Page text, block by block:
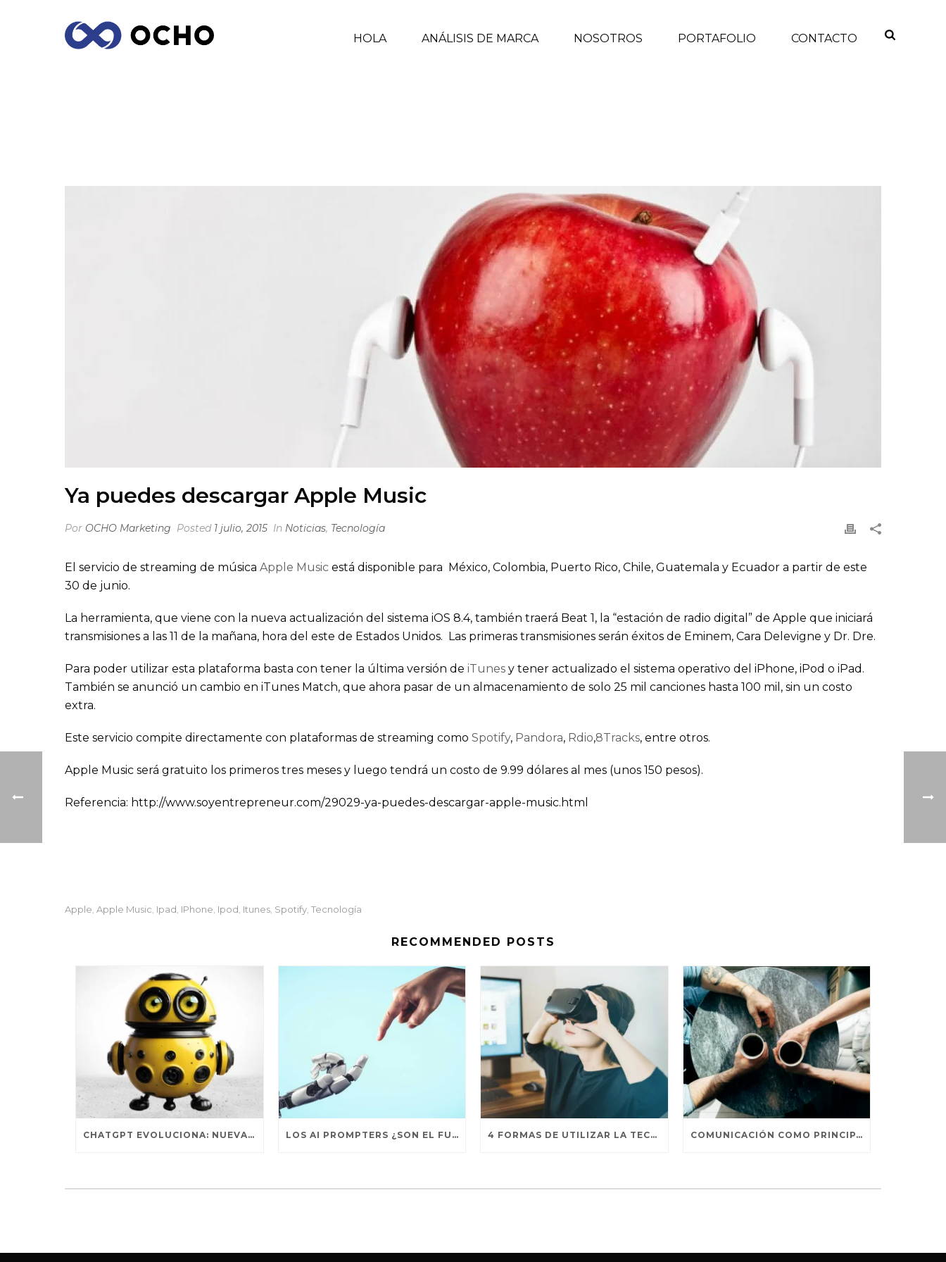
HOLA ANÁLISIS DE MARCA NOSOTROS PORTAFOLIO CONTACTO
Ya puedes descargar Apple Music
Por OCHO Marketing Posted 1 julio, 2015 In Noticias, Tecnología
El servicio de streaming de música Apple Music está disponible para México, Colombia, Puerto Rico, Chile, Guatemala y Ecuador a partir de este
30 de junio.
La herramienta, que viene con la nueva actualización del sistema iOS 8.4, también traerá Beat 1, la “estación de radio digital” de Apple que iniciará
transmisiones a las 11 de la mañana, hora del este de Estados Unidos. Las primeras transmisiones serán éxitos de Eminem, Cara Delevigne y Dr. Dre.
Para poder utilizar esta plataforma basta con tener la última versión de iTunes y tener actualizado el sistema operativo del iPhone, iPod o iPad.
También se anunció un cambio en iTunes Match, que ahora pasar de un almacenamiento de solo 25 mil canciones hasta 100 mil, sin un costo
extra.
Este servicio compite directamente con plataformas de streaming como Spotify, Pandora, Rdio,8Tracks, entre otros.
Apple Music será gratuito los primeros tres meses y luego tendrá un costo de 9.99 dólares al mes (unos 150 pesos).
Referencia: http://www.soyentrepreneur.com/29029-ya-puedes-descargar-apple-music.html
Apple, Apple Music, Ipad, IPhone, Ipod, Itunes, Spotify, Tecnología
RECOMMENDED POSTS
CHATGPT EVOLUCIONA: NUEVA ACTUALIZACIÓN LOS AI PROMPTERS ¿SON EL FUTURO? 4 FORMAS DE UTILIZAR LA TECNOLOGÍA PARA CREAR EXPERIENCIAS COMUNICACIÓN COMO PRINCIPAL MÉTODO DE PERSUASIÓN